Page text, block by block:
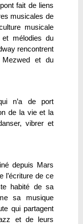
fait de liens
musicales de
musicale
et mélodies du
rencontrent
et du
n’a de port
de la vie et la
vibrer et
depuis Mars
l’écriture de ce
habité de sa
sa musique
qui partagent
et de leurs